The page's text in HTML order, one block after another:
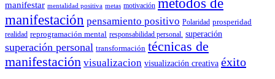
manifestar mentalidad positiva metas motivación métodos de
manifestación pensamiento positivo Polaridad prosperidad
realidad reprogramación mental responsabilidad personal. superación
superación personal transformación técnicas de
manifestación visualizacion visualización creativa éxito